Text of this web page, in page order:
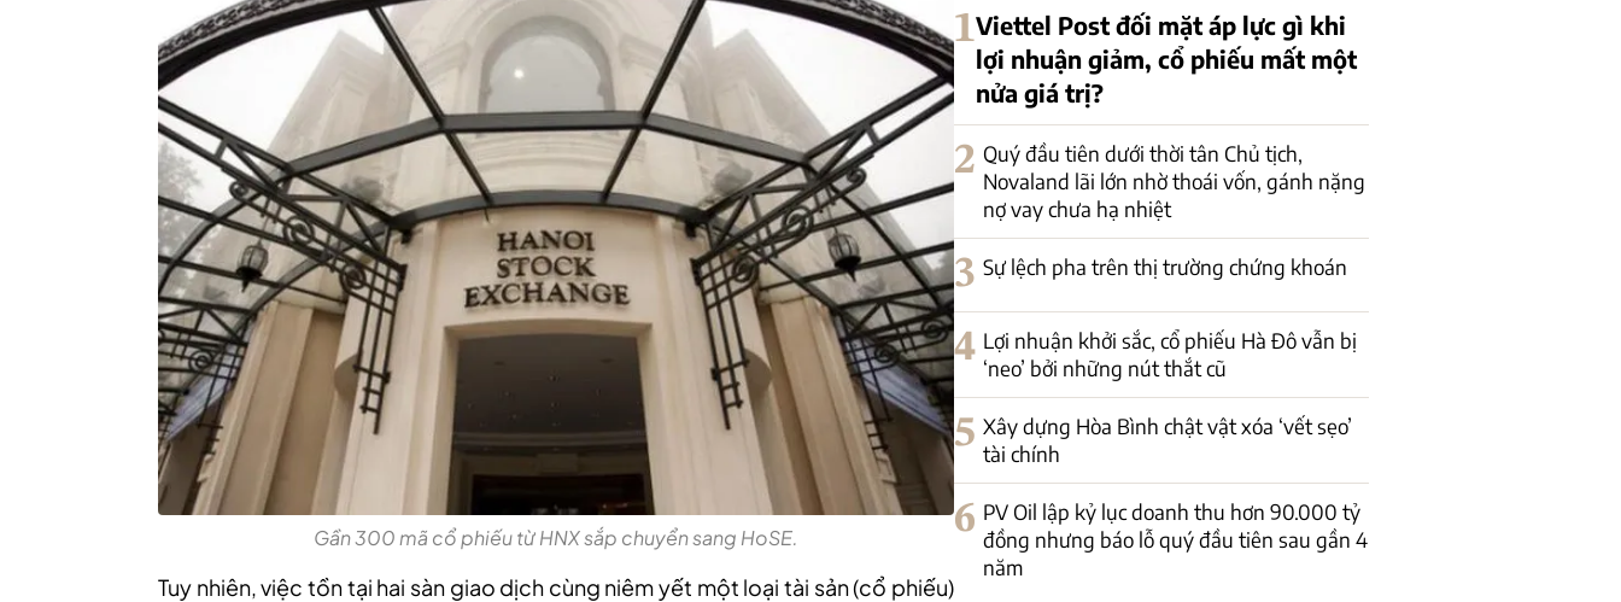
Gần 300 mã cổ phiếu từ HNX sắp chuyển sang HoSE.
Tuy nhiên, việc tồn tại hai sàn giao dịch cùng niêm yết một loại tài sản (cổ phiếu)
1Viettel Post đối mặt áp lực gì khi
lợi nhuận giảm, cổ phiếu mất một
nửa giá trị?
2 Quý đầu tiên dưới thời tân Chủ tịch,
Novaland lãi lớn nhờ thoái vốn, gánh nặng
nợ vay chưa hạ nhiệt
3 Sự lệch pha trên thị trường chứng khoán
4 Lợi nhuận khởi sắc, cổ phiếu Hà Đô vẫn bị
‘neo’ bởi những nút thắt cũ
5 Xây dựng Hòa Bình chật vật xóa ‘vết sẹo’
tài chính
6 PV Oil lập kỷ lục doanh thu hơn 90.000 tỷ
đồng nhưng báo lỗ quý đầu tiên sau gần 4
năm